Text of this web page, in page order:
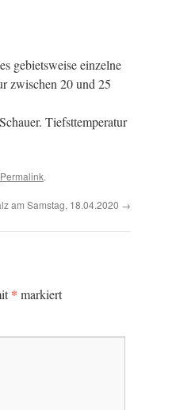
gebietsweise einzelne
zwischen 20 und 25
Tiefsttemperatur
Permalink.
am Samstag, 18.04.2020 →
* markiert